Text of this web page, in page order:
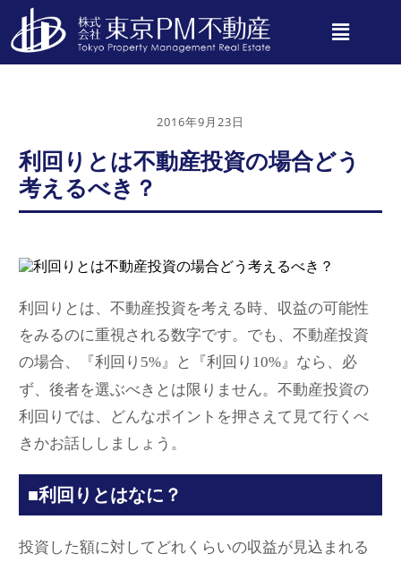
2016年9月23日
利回りとは不動産投資の場合どう
考えるべき？
利回りとは、不動産投資を考える時、収益の可能性
をみるのに重視される数字です。でも、不動産投資
の場合、『利回り 5%』と『利回り 10%』なら、必
ず、後者を選ぶべきとは限りません。不動産投資の
利回りでは、どんなポイントを押さえて見て行くべ
きかお話ししましょう。
■利回りとはなに？
投資した額に対してどれくらいの収益が見込まれる